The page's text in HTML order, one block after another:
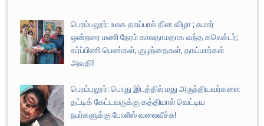
பெரம்பலூர்: உலக தாய்பால் தின விழா ; சுமார்
ஒன்றரை மணி நேரம் காலதாமதாக வந்த கலெக்டர்;
கர்ப்பிணி பெண்கள், குழந்தைகள், தாய்மார்கள்
அவதி!
பெரம்பலூர்: பொது இடத்தில் மது அருந்தியவர்களை
தட்டிக் கேட்டவருக்கு கத்தியால் வெட்டிய
நபர்களுக்கு போலீஸ் வலைவீச்சு!